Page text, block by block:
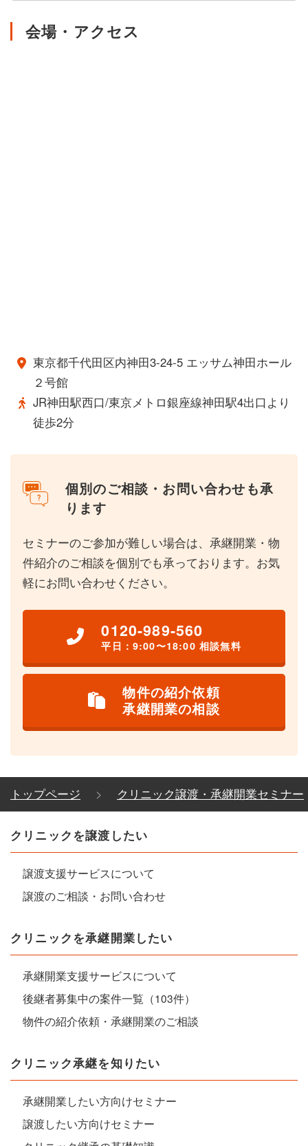
会場・アクセス
東京都千代田区内神田3-24-5 エッサム神田ホール
２号館
JR神田駅西口/東京メトロ銀座線神田駅4出口より
徒歩2分
個別のご相談・お問い合わせも承
ります
セミナーのご参加が難しい場合は、承継開業・物
件紹介のご相談を個別でも承っております。お気
軽にお問い合わせください。
0120-989-560
平日：9:00〜18:00 相談無料
物件の紹介依頼
承継開業の相談
トップページ クリニック譲渡・承継開業セミナー
クリニックを譲渡したい
譲渡支援サービスについて
譲渡のご相談・お問い合わせ
クリニックを承継開業したい
承継開業支援サービスについて
後継者募集中の案件一覧（103件）
物件の紹介依頼・承継開業のご相談
クリニック承継を知りたい
承継開業したい方向けセミナー
譲渡したい方向けセミナー